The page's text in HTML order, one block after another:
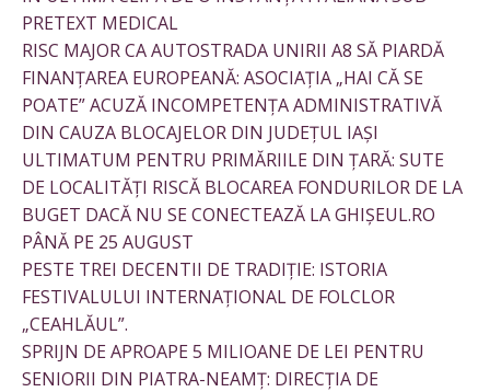
PRETEXT MEDICAL
RISC MAJOR CA AUTOSTRADA UNIRII A8 SĂ PIARDĂ
FINANȚAREA EUROPEANĂ: ASOCIAȚIA „HAI CĂ SE
POATE” ACUZĂ INCOMPETENȚA ADMINISTRATIVĂ
DIN CAUZA BLOCAJELOR DIN JUDEȚUL IAȘI
ULTIMATUM PENTRU PRIMĂRIILE DIN ȚARĂ: SUTE
DE LOCALITĂȚI RISCĂ BLOCAREA FONDURILOR DE LA
BUGET DACĂ NU SE CONECTEAZĂ LA GHIȘEUL.RO
PÂNĂ PE 25 AUGUST
PESTE TREI DECENTII DE TRADIȚIE: ISTORIA
FESTIVALULUI INTERNAȚIONAL DE FOLCLOR
„CEAHLĂUL”.
SPRIJN DE APROAPE 5 MILIOANE DE LEI PENTRU
SENIORII DIN PIATRA-NEAMȚ: DIRECȚIA DE